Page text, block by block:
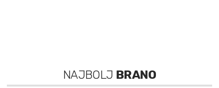
NAJBOLJ BRANO